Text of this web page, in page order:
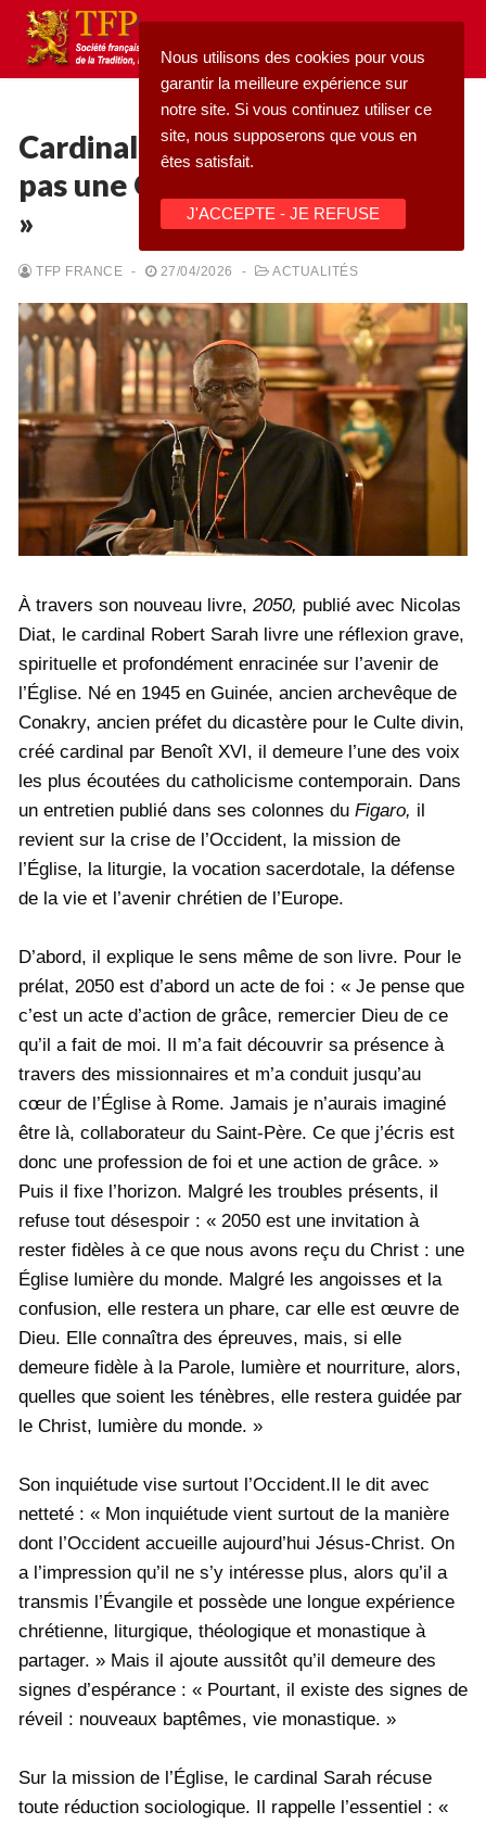
Aller
contenu
Rechercher
:
Accueil
Pétition
Qu’est-ce que la TFP
Action
Blog
Médiathèque
Cardinal Sarah : « L’Église n’est
pas une ONG, mais un mystère
»
TFP FRANCE - 27/04/2026 - ACTUALITÉS
À travers son nouveau livre, 2050, publié avec Nicolas
Diat, le cardinal Robert Sarah livre une réflexion grave,
spirituelle et profondément enracinée sur l’avenir de
l’Église. Né en 1945 en Guinée, ancien archevêque de
Conakry, ancien préfet du dicastère pour le Culte divin,
créé cardinal par Benoît XVI, il demeure l’une des voix
les plus écoutées du catholicisme contemporain. Dans
un entretien publié dans ses colonnes du Figaro, il
revient sur la crise de l’Occident, la mission de
l’Église, la liturgie, la vocation sacerdotale, la défense
de la vie et l’avenir chrétien de l’Europe.
D’abord, il explique le sens même de son livre. Pour le
prélat, 2050 est d’abord un acte de foi : « Je pense que
c’est un acte d’action de grâce, remercier Dieu de ce
qu’il a fait de moi. Il m’a fait découvrir sa présence à
travers des missionnaires et m’a conduit jusqu’au
cœur de l’Église à Rome. Jamais je n’aurais imaginé
être là, collaborateur du Saint-Père. Ce que j’écris est
donc une profession de foi et une action de grâce. »
Puis il fixe l’horizon. Malgré les troubles présents, il
refuse tout désespoir : « 2050 est une invitation à
rester fidèles à ce que nous avons reçu du Christ : une
Église lumière du monde. Malgré les angoisses et la
confusion, elle restera un phare, car elle est œuvre de
Dieu. Elle connaîtra des épreuves, mais, si elle
demeure fidèle à la Parole, lumière et nourriture, alors,
quelles que soient les ténèbres, elle restera guidée par
le Christ, lumière du monde. »
Son inquiétude vise surtout l’Occident.Il le dit avec
netteté : « Mon inquiétude vient surtout de la manière
dont l’Occident accueille aujourd’hui Jésus-Christ. On
a l’impression qu’il ne s’y intéresse plus, alors qu’il a
transmis l’Évangile et possède une longue expérience
chrétienne, liturgique, théologique et monastique à
partager. » Mais il ajoute aussitôt qu’il demeure des
signes d’espérance : « Pourtant, il existe des signes de
réveil : nouveaux baptêmes, vie monastique. »
Sur la mission de l’Église, le cardinal Sarah récuse
toute réduction sociologique. Il rappelle l’essentiel : «
Nous utilisons des cookies pour vous
garantir la meilleure expérience sur
notre site. Si vous continuez utiliser ce
site, nous supposerons que vous en
êtes satisfait.
J'ACCEPTE - JE REFUSE